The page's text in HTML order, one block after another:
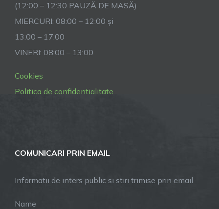
(12:00 – 12:30 PAUZĂ DE MASĂ)
MIERCURI: 08:00 – 12:00 și
13:00 – 17:00
VINERI: 08:00 – 13:00
Cookies
Politica de confidentialitate
COMUNICARI PRIN EMAIL
Informatii de inters public si stiri trimise prin email
Name